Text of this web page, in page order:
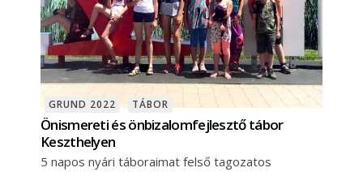
GRUND 2022 TÁBOR
Önismereti és önbizalomfejlesztő tábor
Keszthelyen
5 napos nyári táboraimat felső tagozatos